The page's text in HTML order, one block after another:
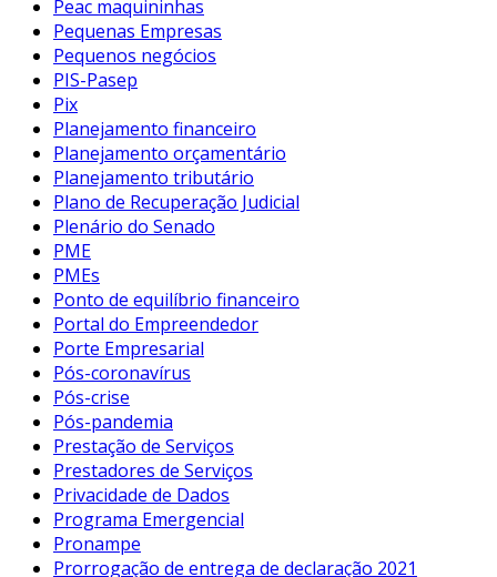
Peac maquininhas
Pequenas Empresas
Pequenos negócios
PIS-Pasep
Pix
Planejamento financeiro
Planejamento orçamentário
Planejamento tributário
Plano de Recuperação Judicial
Plenário do Senado
PME
PMEs
Ponto de equilíbrio financeiro
Portal do Empreendedor
Porte Empresarial
Pós-coronavírus
Pós-crise
Pós-pandemia
Prestação de Serviços
Prestadores de Serviços
Privacidade de Dados
Programa Emergencial
Pronampe
Prorrogação de entrega de declaração 2021